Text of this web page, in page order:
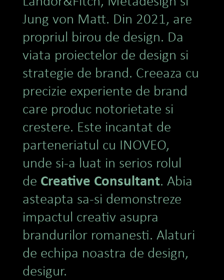
Jung von Matt. Din 2021, are
propriul birou de design. Da
viata proiectelor de design si
strategie de brand. Creeaza cu
precizie experiente de brand
care produc notorietate si
crestere. Este incantat de
parteneriatul cu INOVEO,
unde si-a luat in serios rolul
de Creative Consultant. Abia
asteapta sa-si demonstreze
impactul creativ asupra
brandurilor romanesti. Alaturi
de echipa noastra de design,
desigur.